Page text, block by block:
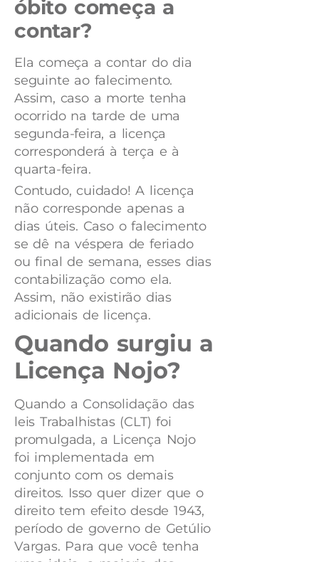
óbito começa a
contar?
Ela começa a contar do dia
seguinte ao falecimento.
Assim, caso a morte tenha
ocorrido na tarde de uma
segunda-feira, a licença
corresponderá à terça e à
quarta-feira.
Contudo, cuidado! A licença
não corresponde apenas a
dias úteis. Caso o falecimento
se dê na véspera de feriado
ou final de semana, esses dias
contabilização como ela.
Assim, não existirão dias
adicionais de licença.
Quando surgiu a
Licença Nojo?
Quando a Consolidação das
leis Trabalhistas (CLT) foi
promulgada, a Licença Nojo
foi implementada em
conjunto com os demais
direitos. Isso quer dizer que o
direito tem efeito desde 1943,
período de governo de Getúlio
Vargas. Para que você tenha